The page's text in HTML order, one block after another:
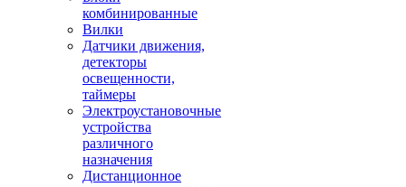
комбинированные
Вилки
Датчики движения,
детекторы
освещенности,
таймеры
Электроустановочные
устройства
различного
назначения
Дистанционное